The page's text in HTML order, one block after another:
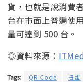
貨，也就是說消費
台在市面上普遍使
量可達到 500 台。
◎資料來源：
Tags: QR Code 扭蛋